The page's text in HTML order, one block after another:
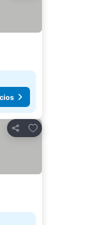
Compartir
Añadir a favoritos